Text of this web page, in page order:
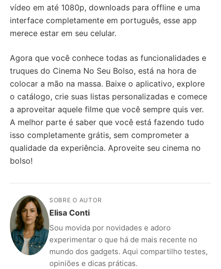
vídeo em até 1080p, downloads para offline e uma
interface completamente em português, esse app
merece estar em seu celular.
Agora que você conhece todas as funcionalidades e
truques do Cinema No Seu Bolso, está na hora de
colocar a mão na massa. Baixe o aplicativo, explore
o catálogo, crie suas listas personalizadas e comece
a aproveitar aquele filme que você sempre quis ver.
A melhor parte é saber que você está fazendo tudo
isso completamente grátis, sem comprometer a
qualidade da experiência. Aproveite seu cinema no
bolso!
SOBRE O AUTOR
Elisa Conti
Sou movida por novidades e adoro
experimentar o que há de mais recente no
mundo dos gadgets. Aqui compartilho testes,
opiniões e dicas práticas.